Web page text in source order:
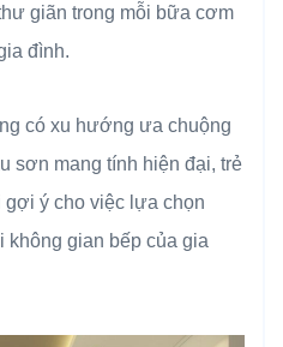
giãn trong mỗi bữa cơm
đình.
có xu hướng ưa chuộng
sơn mang tính hiện đại, trẻ
ý cho việc lựa chọn
gian bếp của gia